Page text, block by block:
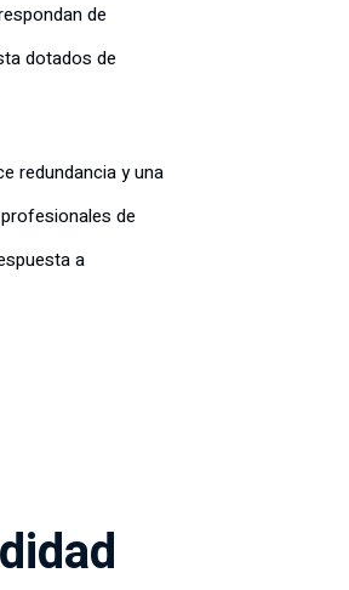
de
dotados de
redundancia y una
de
a